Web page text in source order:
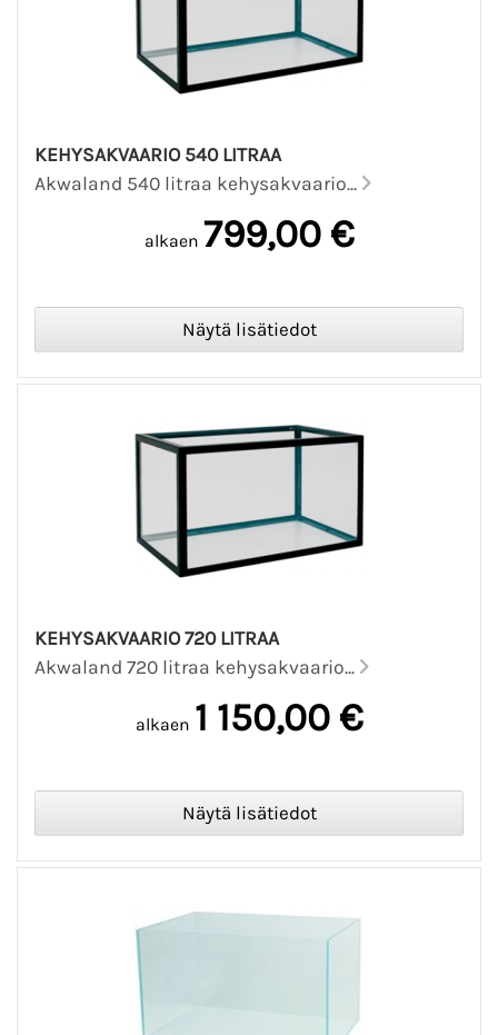
KEHYSAKVAARIO 540 LITRAA
Akwaland 540 litraa kehysakvaario...
alkaen 799,00 €
KEHYSAKVAARIO 720 LITRAA
Akwaland 720 litraa kehysakvaario...
alkaen 1 150,00 €